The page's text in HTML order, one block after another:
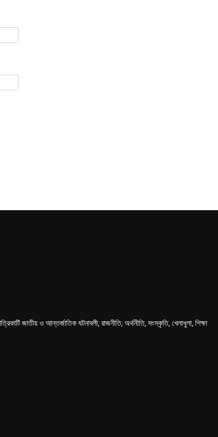
জাতীয় ও আন্তর্জাতিক ঘটনাবলী, রাজনীতি, অর্থনীতি, সংস্কৃতি, খেলাধুলা, শিক্ষা